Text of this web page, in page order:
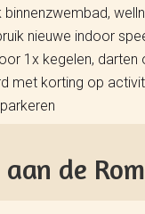
binnenzwembad,
nieuwe indoor
1x kegelen, darten
met korting op
de